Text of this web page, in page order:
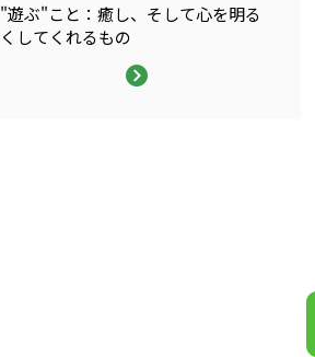
"遊ぶ"こと：癒し、そして心を明る
くしてくれるもの